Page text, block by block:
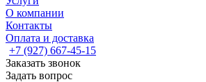
О компании
Контакты
Оплата и доставка
+7 (927) 667-45-15
Заказать звонок
Задать вопрос